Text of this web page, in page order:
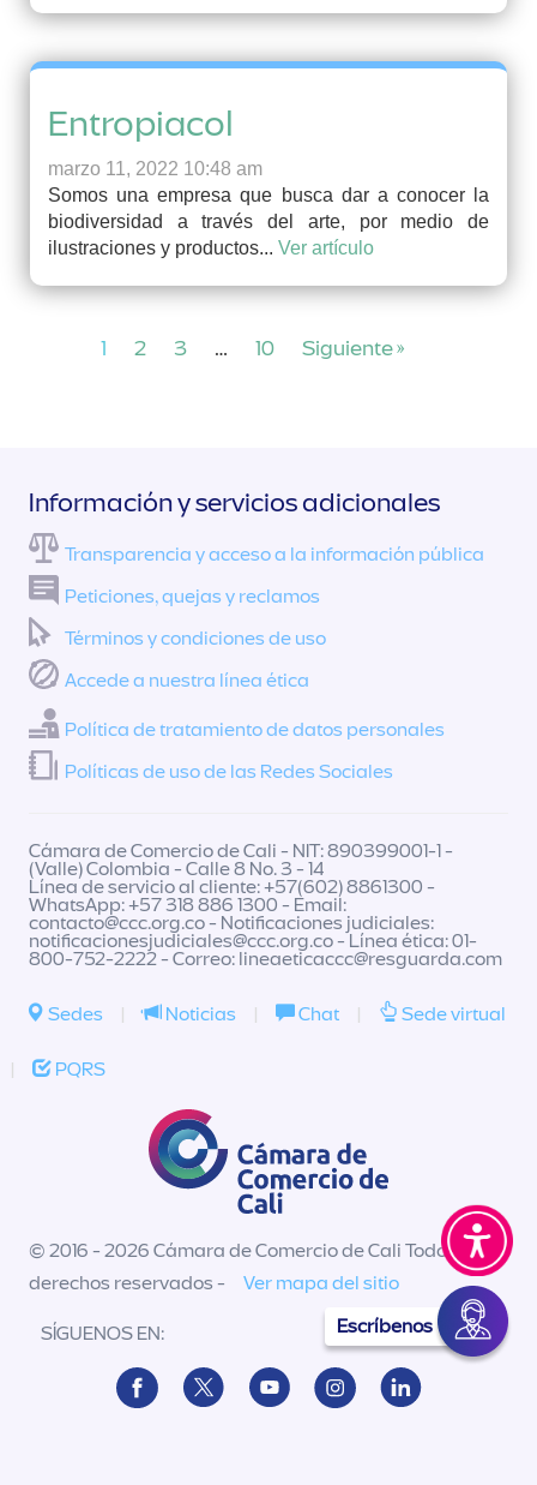
Entropiacol
marzo 11, 2022 10:48 am
Somos una empresa que busca dar a conocer la
biodiversidad a través del arte, por medio de
ilustraciones y productos... Ver artículo
1 2 3 … 10 Siguiente »
Escríbenos
Información y servicios adicionales
Transparencia y acceso a la información pública
Peticiones, quejas y reclamos
Términos y condiciones de uso
Accede a nuestra línea ética
Política de tratamiento de datos personales
Políticas de uso de las Redes Sociales
Cámara de Comercio de Cali - NIT: 890399001-1 -
(Valle) Colombia - Calle 8 No. 3 - 14
Línea de servicio al cliente: +57(602) 8861300 -
WhatsApp: +57 318 886 1300 - Email:
contacto@ccc.org.co- Notificaciones judiciales:
notificacionesjudiciales@ccc.org.co- Línea ética: 01-
800-752-2222 - Correo: lineaeticaccc@resguarda.com
Sedes | Noticias | Chat | Sede virtual
| PQRS
© 2016 - 2026 Cámara de Comercio de Cali Todos los
derechos reservados -
Ver mapa del sitio
SÍGUENOS EN: